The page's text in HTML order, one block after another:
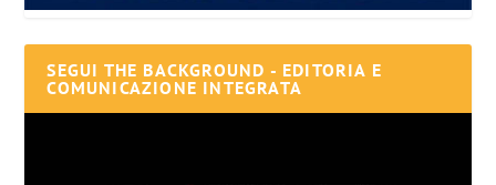
SEGUI THE BACKGROUND - EDITORIA E
COMUNICAZIONE INTEGRATA